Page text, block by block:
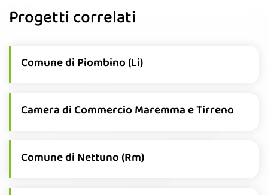
Progetti correlati
Comune di Piombino (Li)
Camera di Commercio Maremma e Tirreno
Comune di Nettuno (Rm)